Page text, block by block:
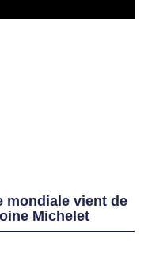
mondiale vient de
Michelet